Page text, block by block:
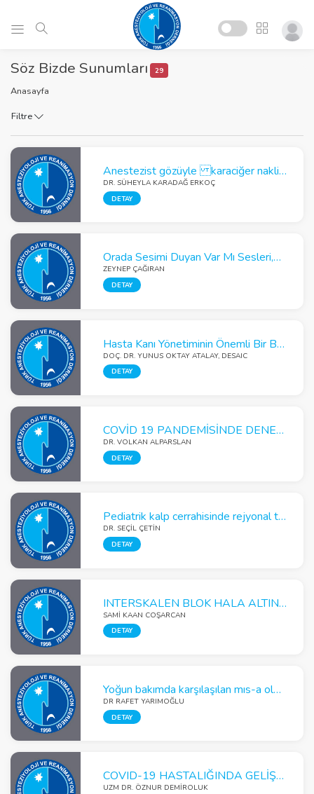
Söz Bizde Sunumları 29
Anasayfa
Filtre
Anestezist gözüyle karaciğer nakli planlanan hasta
DR. SÜHEYLA KARADAĞ ERKOÇ
DETAY
Orada Sesimi Duyan Var Mı Sesleri, Dışarıda Sirenler, İçimizde Sürekli Depremler Olmaktaydı:Covid-19 Pandemisi Sırasında Gerçekleşen 2020 Ege Denizi Depreminde Üniversitemize Başvuran Depremzedelerde Klinik Deneyimlerimiz
ZEYNEP ÇAĞIRAN
DETAY
Hasta Kanı Yönetiminin Önemli Bir Basmağı Preoperatif Anemi
DOÇ. DR. YUNUS OKTAY ATALAY, DESAIC
DETAY
COVİD 19 PANDEMİSİNDE DENEYİMLERİM
DR. VOLKAN ALPARSLAN
DETAY
Pediatrik kalp cerrahisinde rejyonal teknikler
DR. SEÇIL ÇETIN
DETAY
INTERSKALEN BLOK HALA ALTIN STANDART MI ?
SAMİ KAAN COŞARCAN
DETAY
Yoğun bakımda karşılaşılan mıs-a olgusu
DR RAFET YARIMOĞLU
DETAY
COVID-19 HASTALIĞINDA GELİŞTİRİLEN PROGNOSTİK SKORLAMA MODELLERİNDEN CALL, CANPT VE COVID-GRAM SKORLARI
UZM DR. ÖZNUR DEMIROLUK